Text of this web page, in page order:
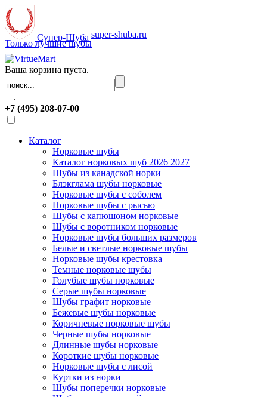
Супер-Шуба super-shuba.ru
Только лучшие шубы
Ваша корзина пуста.
.
+7 (495) 208-07-00
Каталог
Норковые шубы
Каталог норковых шуб 2026 2027
Шубы из канадской норки
Блэкглама шубы норковые
Норковые шубы с соболем
Норковые шубы с рысью
Шубы с капюшоном норковые
Шубы с воротником норковые
Норковые шубы больших размеров
Белые и светлые норковые шубы
Норковые шубы крестовка
Темные норковые шубы
Голубые шубы норковые
Серые шубы норковые
Шубы графит норковые
Бежевые шубы норковые
Коричневые норковые шубы
Черные шубы норковые
Длинные шубы норковые
Короткие шубы норковые
Норковые шубы с лисой
Куртки из норки
Шубы поперечки норковые